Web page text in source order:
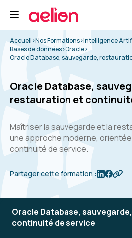
Accueil>Nos Formations>Intelligence
Bases de données>Oracle>
Oracle Database, sauvegarde,
Oracle Database,
restauration et
Maîtriser la sauvegarde et la
une approche moderne,
continuité de service.
Partager cette formation :
Oracle Database,
continuité de service